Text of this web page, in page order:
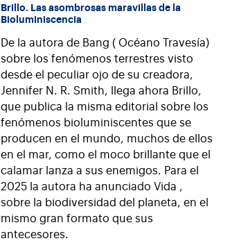
Brillo. Las asombrosas maravillas de la
Bioluminiscencia
De la autora de Bang ( Océano Travesía)
sobre los fenómenos terrestres visto
desde el peculiar ojo de su creadora,
Jennifer N. R. Smith, llega ahora Brillo,
que publica la misma editorial sobre los
fenómenos bioluminiscentes que se
producen en el mundo, muchos de ellos
en el mar, como el moco brillante que el
calamar lanza a sus enemigos. Para el
2025 la autora ha anunciado Vida ,
sobre la biodiversidad del planeta, en el
mismo gran formato que sus
antecesores.